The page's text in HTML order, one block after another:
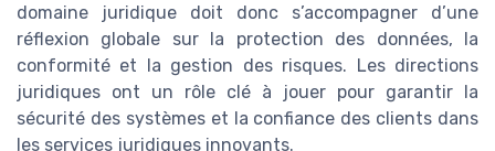
domaine juridique doit donc s’accompagner d’une
réflexion globale sur la protection des données, la
conformité et la gestion des risques. Les directions
juridiques ont un rôle clé à jouer pour garantir la
sécurité des systèmes et la confiance des clients dans
les services juridiques innovants.